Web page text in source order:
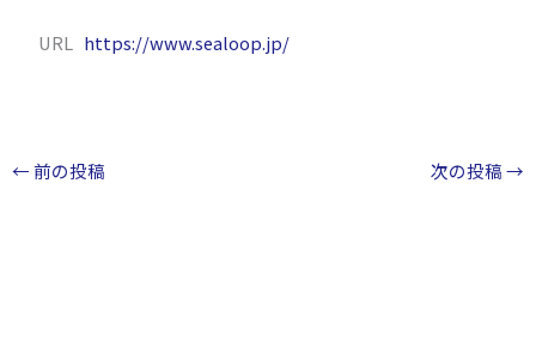
URL https://www.sealoop.jp/
← 前の投稿 次の投稿→